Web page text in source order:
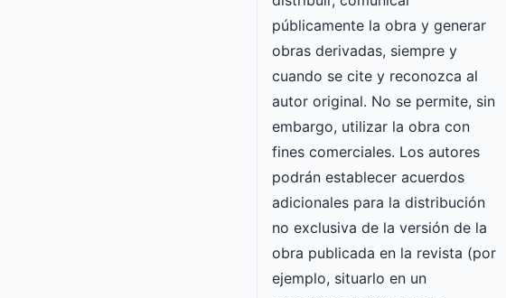
públicamente la obra y generar
obras derivadas, siempre y
cuando se cite y reconozca al
autor original. No se permite, sin
embargo, utilizar la obra con
fines comerciales. Los autores
podrán establecer acuerdos
adicionales para la distribución
no exclusiva de la versión de la
obra publicada en la revista (por
ejemplo, situarlo en un